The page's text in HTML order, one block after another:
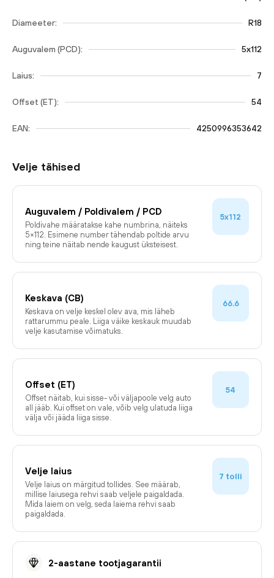
Diameeter: R18
Auguvalem (PCD): 5x112
Laius: 7
Offset (ET): 54
EAN: 4250996353642
Velje tähised
Auguvalem / Poldivalem / PCD
Poldivahe määratakse kahe numbrina, näiteks
5×112. Esimene number tähendab poltide arvu
ning teine näitab nende kaugust üksteisest.
5x112
Keskava (CB)
Keskava on velje keskel olev ava, mis läheb
rattarummu peale. Liiga väike keskauk muudab
velje kasutamise võimatuks.
66.6
Offset (ET)
Offset näitab, kui sisse- või väljapoole velg auto
all jääb. Kui offset on vale, võib velg ulatuda liiga
välja või jääda liiga sisse.
54
Velje laius
Velje laius on märgitud tollides. See määrab,
millise laiusega rehvi saab veljele paigaldada.
Mida laiem on velg, seda laiema rehvi saab
paigaldada.
7 tolli
2-aastane tootjagarantii